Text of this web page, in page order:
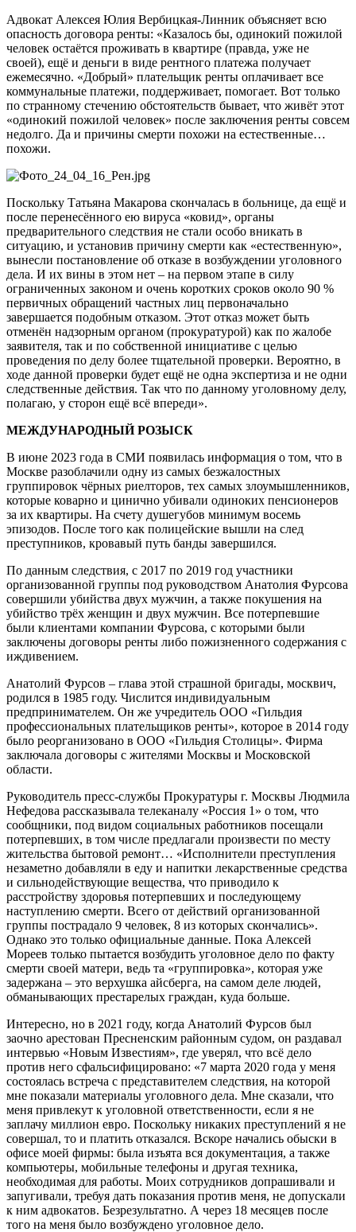
Адвокат Алексея Юлия Вербицкая-Линник объясняет всю
опасность договора ренты: «Казалось бы, одинокий пожилой
человек остаётся проживать в квартире (правда, уже не
своей), ещё и деньги в виде рентного платежа получает
ежемесячно. «Добрый» плательщик ренты оплачивает все
коммунальные платежи, поддерживает, помогает. Вот только
по странному стечению обстоятельств бывает, что живёт этот
«одинокий пожилой человек» после заключения ренты совсем
недолго. Да и причины смерти похожи на естественные…
похожи.
Поскольку Татьяна Макарова скончалась в больнице, да ещё и
после перенесённого ею вируса «ковид», органы
предварительного следствия не стали особо вникать в
ситуацию, и установив причину смерти как «естественную»,
вынесли постановление об отказе в возбуждении уголовного
дела. И их вины в этом нет – на первом этапе в силу
ограниченных законом и очень коротких сроков около 90 %
первичных обращений частных лиц первоначально
завершается подобным отказом. Этот отказ может быть
отменён надзорным органом (прокуратурой) как по жалобе
заявителя, так и по собственной инициативе с целью
проведения по делу более тщательной проверки. Вероятно, в
ходе данной проверки будет ещё не одна экспертиза и не одни
следственные действия. Так что по данному уголовному делу,
полагаю, у сторон ещё всё впереди».
МЕЖДУНАРОДНЫЙ РОЗЫСК
В июне 2023 года в СМИ появилась информация о том, что в
Москве разоблачили одну из самых безжалостных
группировок чёрных риелторов, тех самых злоумышленников,
которые коварно и цинично убивали одиноких пенсионеров
за их квартиры. На счету душегубов минимум восемь
эпизодов. После того как полицейские вышли на след
преступников, кровавый путь банды завершился.
По данным следствия, с 2017 по 2019 год участники
организованной группы под руководством Анатолия Фурсова
совершили убийства двух мужчин, а также покушения на
убийство трёх женщин и двух мужчин. Все потерпевшие
были клиентами компании Фурсова, с которыми были
заключены договоры ренты либо пожизненного содержания с
иждивением.
Анатолий Фурсов – глава этой страшной бригады, москвич,
родился в 1985 году. Числится индивидуальным
предпринимателем. Он же учредитель ООО «Гильдия
профессиональных плательщиков ренты», которое в 2014 году
было реорганизовано в ООО «Гильдия Столицы». Фирма
заключала договоры с жителями Москвы и Московской
области.
Руководитель пресс-службы Прокуратуры г. Москвы Людмила
Нефедова рассказывала телеканалу «Россия 1» о том, что
сообщники, под видом социальных работников посещали
потерпевших, в том числе предлагали произвести по месту
жительства бытовой ремонт… «Исполнители преступления
незаметно добавляли в еду и напитки лекарственные средства
и сильнодействующие вещества, что приводило к
расстройству здоровья потерпевших и последующему
наступлению смерти. Всего от действий организованной
группы пострадало 9 человек, 8 из которых скончались».
Однако это только официальные данные. Пока Алексей
Мореев только пытается возбудить уголовное дело по факту
смерти своей матери, ведь та «группировка», которая уже
задержана – это верхушка айсберга, на самом деле людей,
обманывающих престарелых граждан, куда больше.
Интересно, но в 2021 году, когда Анатолий Фурсов был
заочно арестован Пресненским районным судом, он раздавал
интервью «Новым Известиям», где уверял, что всё дело
против него сфальсифицировано: «7 марта 2020 года у меня
состоялась встреча с представителем следствия, на которой
мне показали материалы уголовного дела. Мне сказали, что
меня привлекут к уголовной ответственности, если я не
заплачу миллион евро. Поскольку никаких преступлений я не
совершал, то и платить отказался. Вскоре начались обыски в
офисе моей фирмы: была изъята вся документация, а также
компьютеры, мобильные телефоны и другая техника,
необходимая для работы. Моих сотрудников допрашивали и
запугивали, требуя дать показания против меня, не допускали
к ним адвокатов. Безрезультатно. А через 18 месяцев после
того на меня было возбуждено уголовное дело.